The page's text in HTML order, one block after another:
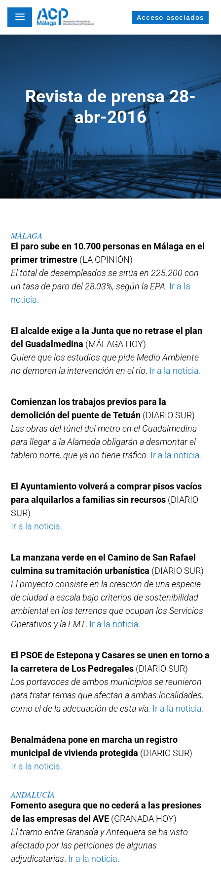
a Acceso asociados
Revista de prensa 28-
abr-2016
MÁLAGA
El paro sube en 10.700 personas en Málaga en el
primer trimestre (LA OPINIÓN)
El total de desempleados se sitúa en 225.200 con
un tasa de paro del 28,03%, según la EPA. Ir a la
noticia.
El alcalde exige a la Junta que no retrase el plan
del Guadalmedina (MÁLAGA HOY)
Quiere que los estudios que pide Medio Ambiente
no demoren la intervención en el río. Ir a la noticia.
Comienzan los trabajos previos para la
demolición del puente de Tetuán (DIARIO SUR)
Las obras del túnel del metro en el Guadalmedina
para llegar a la Alameda obligarán a desmontar el
tablero norte, que ya no tiene tráfico. Ir a la noticia.
El Ayuntamiento volverá a comprar pisos vacíos
para alquilarlos a familias sin recursos (DIARIO
SUR)
Ir a la noticia.
La manzana verde en el Camino de San Rafael
culmina su tramitación urbanística (DIARIO SUR)
El proyecto consiste en la creación de una especie
de ciudad a escala bajo criterios de sostenibilidad
ambiental en los terrenos que ocupan los Servicios
Operativos y la EMT. Ir a la noticia.
El PSOE de Estepona y Casares se unen en torno a
la carretera de Los Pedregales (DIARIO SUR)
Los portavoces de ambos municipios se reunieron
para tratar temas que afectan a ambas localidades,
como el de la adecuación de esta vía. Ir a la noticia.
Benalmádena pone en marcha un registro
municipal de vivienda protegida (DIARIO SUR)
Ir a la noticia.
ANDALUCÍA
Fomento asegura que no cederá a las presiones
de las empresas del AVE (GRANADA HOY)
El tramo entre Granada y Antequera se ha visto
afectado por las peticiones de algunas
adjudicatarias. Ir a la noticia.